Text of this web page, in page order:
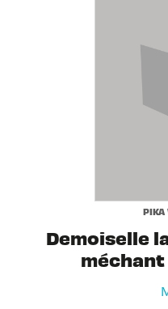
PIKA
Demoiselle